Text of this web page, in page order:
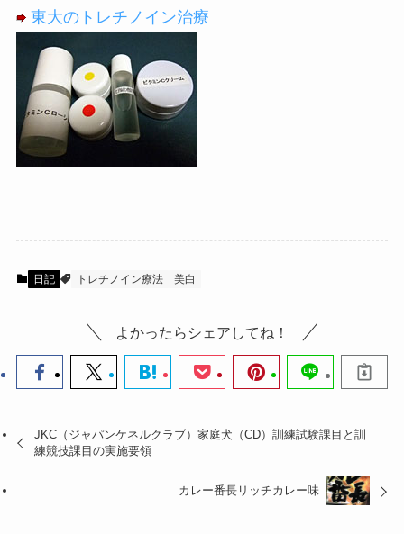
東大のトレチノイン治療
日記 トレチノイン療法 美白
よかったらシェアしてね！
JKC（ジャパンケネルクラブ）家庭犬（CD）訓練試験課目と訓
練競技課目の実施要領
カレー番長リッチカレー味